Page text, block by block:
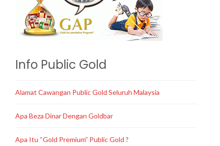
Info Public Gold
Alamat Cawangan Public Gold Seluruh Malaysia
Apa Beza Dinar Dengan Goldbar
Apa Itu “Gold Premium” Public Gold ?